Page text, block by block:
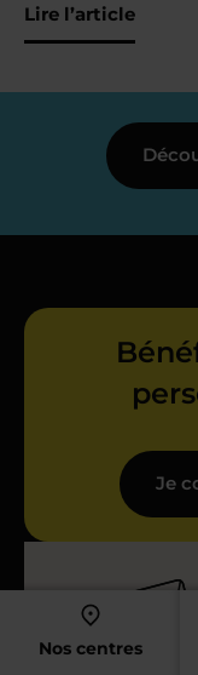
Nos centres
Lire l’article
Je